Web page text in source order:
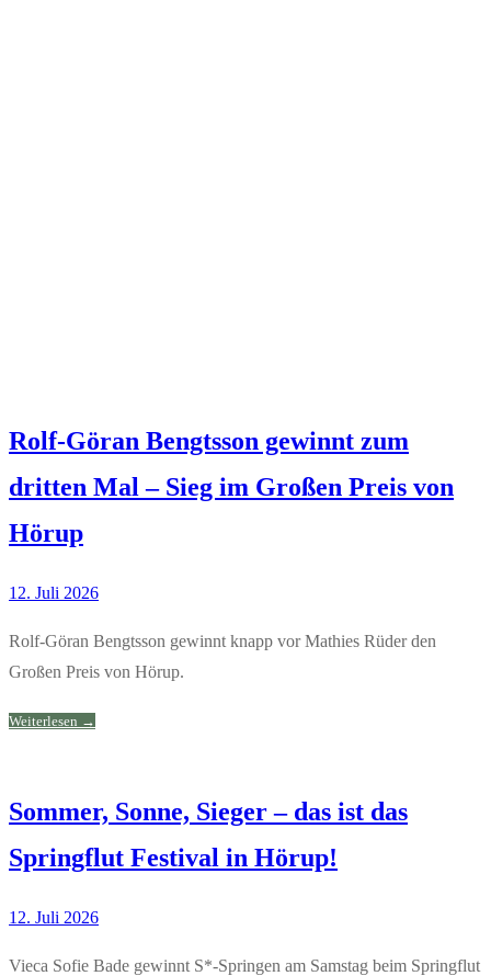
Rolf-Göran Bengtsson gewinnt zum
dritten Mal – Sieg im Großen Preis von
Hörup
12. Juli 2026
Rolf-Göran Bengtsson gewinnt knapp vor Mathies Rüder den
Großen Preis von Hörup.
Weiterlesen →
Sommer, Sonne, Sieger – das ist das
Springflut Festival in Hörup!
12. Juli 2026
Vieca Sofie Bade gewinnt S*-Springen am Samstag beim Springflut